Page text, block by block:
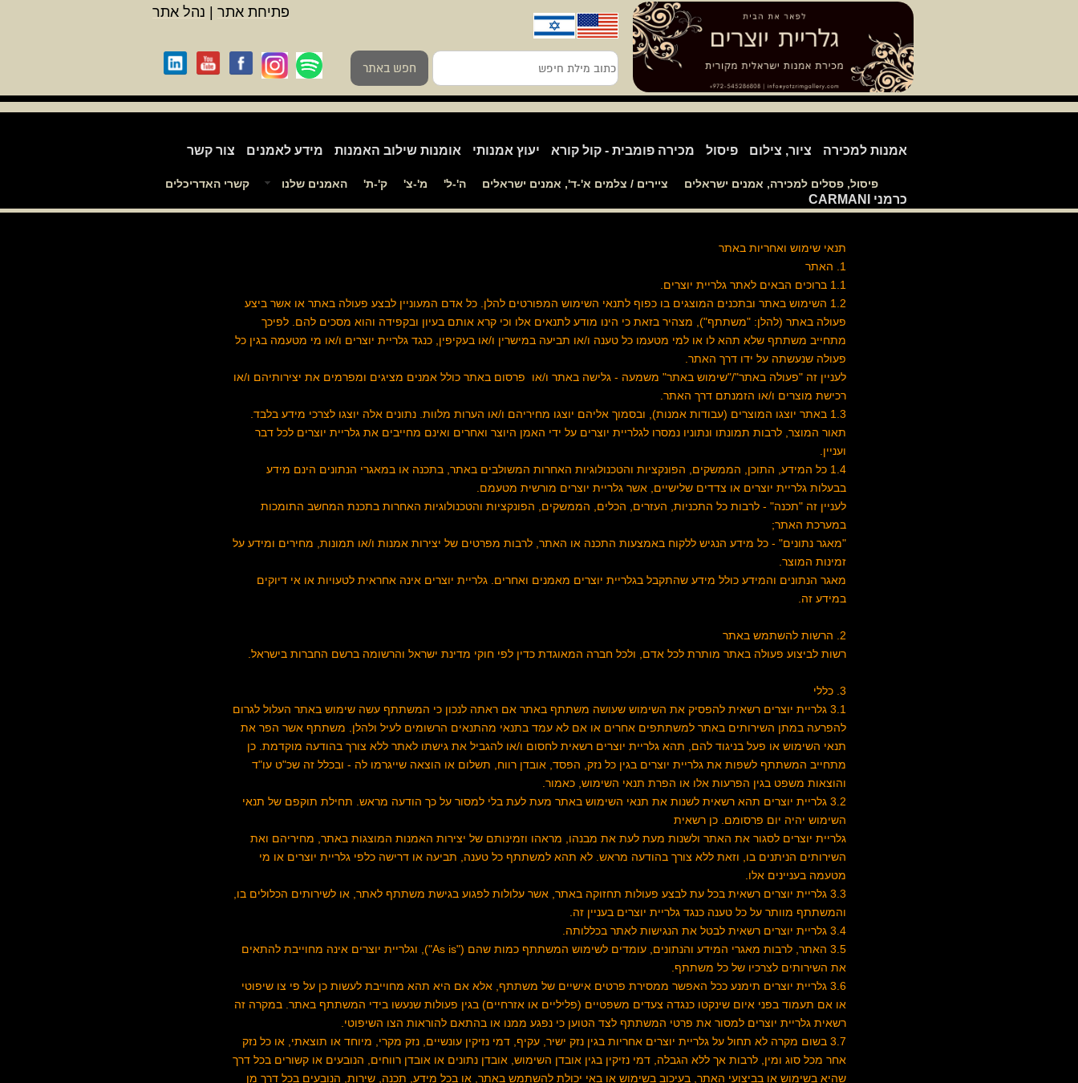
פיסול, פסלים למכירה, אמנים ישראלים ציירים / צלמים א'-ד', אמנים ישראלים ה'-ל' מ'-צ' ק'-ת' האמנים שלנו קשרי האדריכלים
אמנות למכירה ציור, צילום פיסול מכירה פומבית - קול קורא יעוץ אמנותי אומנות שילוב האמנות מידע לאמנים צור קשר
כרמני CARMANI
פתיחת אתר נהל אתר
כתוב
מילת
חיפש
חפש באתר
תנאי שימוש ואחריות באתר
1. האתר
1.1 ברוכים הבאים לאתר גלריית יוצרים.
1.2 השימוש באתר ובתכנים המוצגים בו כפוף לתנאי השימוש המפורטים להלן. כל אדם המעוניין לבצע פעולה באתר או אשר ביצע
פעולה באתר (להלן: "משתתף"), מצהיר בזאת כי הינו מודע לתנאים אלו וכי קרא אותם בעיון ובקפידה והוא מסכים להם. לפיכך
מתחייב משתתף שלא תהא לו או למי מטעמו כל טענה ו/או תביעה במישרין ו/או בעקיפין, כנגד גלריית יוצרים ו/או מי מטעמה בגין כל
פעולה שנעשתה על ידו דרך האתר.
לעניין זה "פעולה באתר"/"שימוש באתר" משמעה - גלישה באתר ו/או פרסום באתר כולל אמנים מציגים ומפרמים את יצירותיהם ו/או
רכישת מוצרים ו/או הזמנתם דרך האתר.
1.3 באתר יוצגו המוצרים (עבודות אמנות), ובסמוך אליהם יוצגו מחיריהם ו/או הערות מלוות. נתונים אלה יוצגו לצרכי מידע בלבד.
תאור המוצר, לרבות תמונתו ונתוניו נמסרו לגלריית יוצרים על ידי האמן היוצר ואחרים ואינם מחייבים את גלריית יוצרים לכל דבר
ועניין.
1.4 כל המידע, התוכן, הממשקים, הפונקציות והטכנולוגיות האחרות המשולבים באתר, בתכנה או במאגרי הנתונים הינם מידע
בבעלות גלריית יוצרים או צדדים שלישיים, אשר גלריית יוצרים מורשית מטעמם.
לעניין זה "תכנה" - לרבות כל התכניות, העזרים, הכלים, הממשקים, הפונקציות והטכנולוגיות האחרות בתכנת המחשב התומכות
במערכת האתר;
"מאגר נתונים" - כל מידע הנגיש ללקוח באמצעות התכנה או האתר, לרבות מפרטים של יצירות אמנות ו/או תמונות, מחירים ומידע על
זמינות המוצר.
מאגר הנתונים והמידע כולל מידע שהתקבל בגלריית יוצרים מאמנים ואחרים. גלריית יוצרים אינה אחראית לטעויות או אי דיוקים
במידע זה.
2. הרשות להשתמש באתר
רשות לביצוע פעולה באתר מותרת לכל אדם, ולכל חברה המאוגדת כדין לפי חוקי מדינת ישראל והרשומה ברשם החברות בישראל.
3. כללי
3.1 גלריית יוצרים רשאית להפסיק את השימוש שעושה משתתף באתר אם ראתה לנכון כי המשתתף עשה שימוש באתר העלול לגרום
להפרעה במתן השירותים באתר למשתתפים אחרים או אם לא עמד בתנאי מהתנאים הרשומים לעיל ולהלן. משתתף אשר הפר את
תנאי השימוש או פעל בניגוד להם, תהא גלריית יוצרים רשאית לחסום ו/או להגביל את גישתו לאתר ללא צורך בהודעה מוקדמת. כן
מתחייב המשתתף לשפות את גלריית יוצרים בגין כל נזק, הפסד, אובדן רווח, תשלום או הוצאה שייגרמו לה - ובכלל זה שכ"ט עו"ד
והוצאות משפט בגין הפרעות אלו או הפרת תנאי השימוש, כאמור.
3.2 גלריית יוצרים תהא רשאית לשנות את תנאי השימוש באתר מעת לעת בלי למסור על כך הודעה מראש. תחילת תוקפם של תנאי
השימוש יהיה יום פרסומם. כן רשאית
גלריית יוצרים לסגור את האתר ולשנות מעת לעת את מבנהו, מראהו וזמינותם של יצירות האמנות המוצגות באתר, מחיריהם ואת
השירותים הניתנים בו, וזאת ללא צורך בהודעה מראש. לא תהא למשתתף כל טענה, תביעה או דרישה כלפי גלריית יוצרים או מי
מטעמה בעניינים אלו.
3.3 גלריית יוצרים רשאית בכל עת לבצע פעולות תחזוקה באתר, אשר עלולות לפגוע בגישת משתתף לאתר, או לשירותים הכלולים בו,
והמשתתף מוותר על כל טענה כנגד גלריית יוצרים בעניין זה.
3.4 גלריית יוצרים רשאית לבטל את הנגישות לאתר בכללותה.
3.5 האתר, לרבות מאגרי המידע והנתונים, עומדים לשימוש המשתתף כמות שהם ("
As is"), וגלריית יוצרים אינה מחוייבת להתאים
את השירותים לצרכיו של כל משתתף.
3.6 גלריית יוצרים תימנע ככל האפשר ממסירת פרטים אישיים של משתתף, אלא אם היא תהא מחוייבת לעשות כן על פי צו שיפוטי
או אם תעמוד בפני איום שינקטו כנגדה צעדים משפטיים (פליליים או אזרחיים) בגין פעולות שנעשו בידי המשתתף באתר. במקרה זה
רשאית גלריית יוצרים למסור את פרטי המשתתף לצד הטוען כי נפגע ממנו או בהתאם להוראות הצו השיפוטי.
3.7 בשום מקרה לא תחול על גלריית יוצרים אחריות בגין נזק ישיר, עקיף, דמי נזיקין עונשיים, נזק מקרי, מיוחד או תוצאתי, או כל נזק
אחר מכל סוג ומין, לרבות אך ללא הגבלה, דמי נזיקין בגין אובדן השימוש, אובדן נתונים או אובדן רווחים, הנובעים או קשורים בכל דרך
שהיא בשימוש או בביצועי האתר, בעיכוב בשימוש או באי יכולת להשתמש באתר, או בכל מידע, תכנה, שירות, הנובעים בכל דרך מן